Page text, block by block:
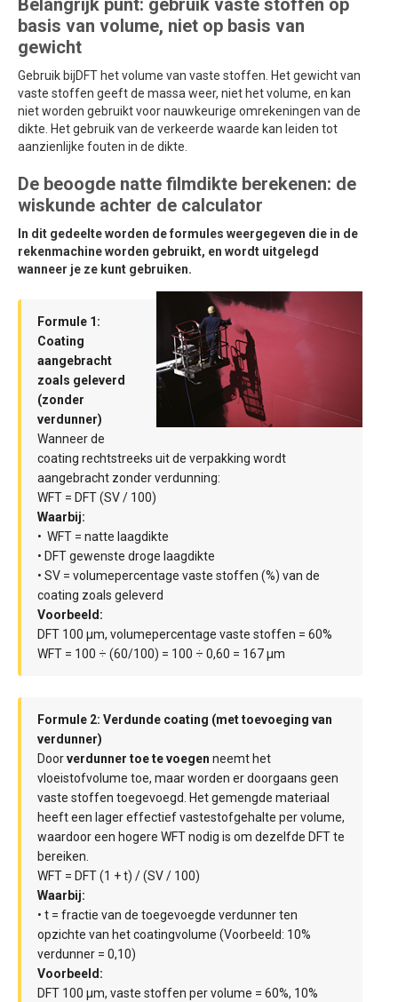
Belangrijk punt: gebruik vaste stoffen op
basis van volume, niet op basis van
gewicht
Gebruik bijDFT het volume van vaste stoffen. Het gewicht van
vaste stoffen geeft de massa weer, niet het volume, en kan
niet worden gebruikt voor nauwkeurige omrekeningen van de
dikte. Het gebruik van de verkeerde waarde kan leiden tot
aanzienlijke fouten in de dikte.
De beoogde natte filmdikte berekenen: de
wiskunde achter de calculator
In dit gedeelte worden de formules weergegeven die in de
rekenmachine worden gebruikt, en wordt uitgelegd
wanneer je ze kunt gebruiken.
Formule 1:
Coating
aangebracht
zoals geleverd
(zonder
verdunner)
Wanneer de
coating rechtstreeks uit de verpakking wordt
aangebracht zonder verdunning:
WFT = DFT (SV / 100)
Waarbij:
• WFT = natte laagdikte
• DFT gewenste droge laagdikte
• SV = volumepercentage vaste stoffen (%) van de
coating zoals geleverd
Voorbeeld:
DFT 100 µm, volumepercentage vaste stoffen = 60%
WFT = 100 ÷ (60/100) = 100 ÷ 0,60 = 167 µm
Formule 2: Verdunde coating (met toevoeging van
verdunner)
Doorverdunner toe te voegen neemt het
vloeistofvolume toe, maar worden er doorgaans geen
vaste stoffen toegevoegd. Het gemengde materiaal
heeft een lager effectief vastestofgehalte per volume,
waardoor een hogere WFT nodig is om dezelfde DFT te
bereiken.
WFT = DFT (1 + t) / (SV / 100)
Waarbij:
• t = fractie van de toegevoegde verdunner ten
opzichte van het coatingvolume (Voorbeeld: 10%
verdunner = 0,10)
Voorbeeld:
DFT 100 µm, vaste stoffen per volume = 60%, 10%